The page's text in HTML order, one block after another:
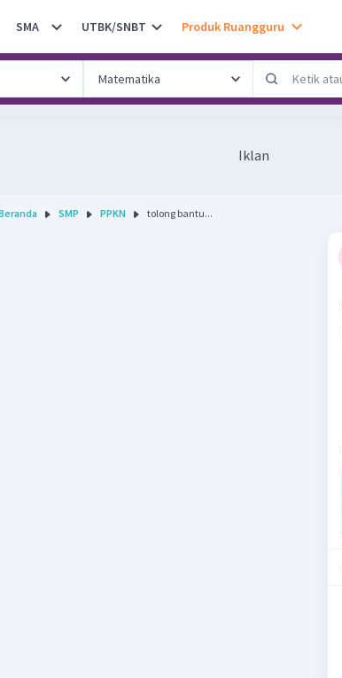
SMA UTBK/SNBT Produk Ruangguru
Iklan
SMP PPKN tolong bantu...